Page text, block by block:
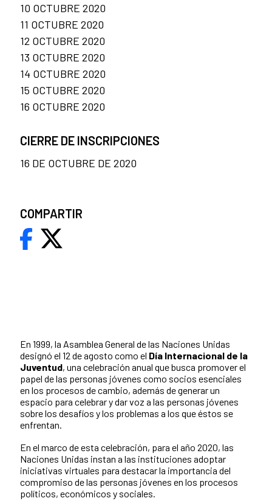
En 1999, la Asamblea General de las Naciones Unidas
designó el 12 de agosto como el Día Internacional de la
Juventud, una celebración anual que busca promover el
papel de las personas jóvenes como socios esenciales
en los procesos de cambio, además de generar un
espacio para celebrar y dar voz a las personas jóvenes
sobre los desafíos y los problemas a los que éstos se
enfrentan.
En el marco de esta celebración, para el año 2020, las
Naciones Unidas instan a las instituciones adoptar
iniciativas virtuales para destacar la importancia del
compromiso de las personas jóvenes en los procesos
políticos, económicos y sociales.
10 OCTUBRE 2020
11 OCTUBRE 2020
12 OCTUBRE 2020
13 OCTUBRE 2020
14 OCTUBRE 2020
15 OCTUBRE 2020
16 OCTUBRE 2020
CIERRE DE INSCRIPCIONES
16 DE OCTUBRE DE 2020
COMPARTIR